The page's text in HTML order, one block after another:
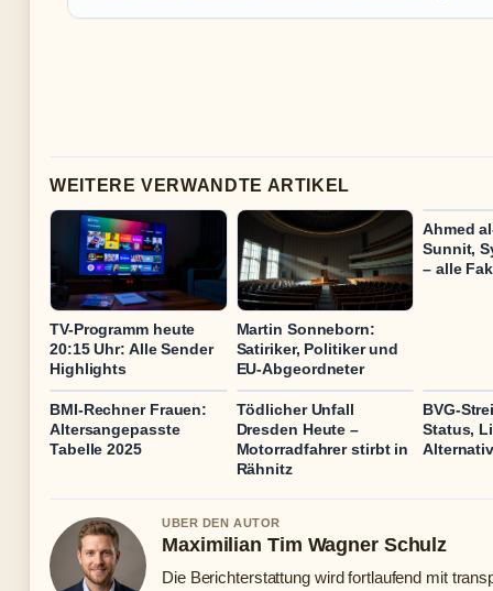
WEITERE VERWANDTE ARTIKEL
TV-Programm heute
20:15 Uhr: Alle Sender
Highlights
Martin Sonneborn:
Satiriker, Politiker und
EU-Abgeordneter
Ahmed
Sunnit,
– alle
BMI-Rechner Frauen:
Altersangepasste
Tabelle 2025
Tödlicher Unfall
Dresden Heute –
Motorradfahrer stirbt in
Rähnitz
BVG-
Status,
UBER DEN AUTOR
Maximilian Tim Wagner Schulz
Die Berichterstattung wird fortlaufend mit